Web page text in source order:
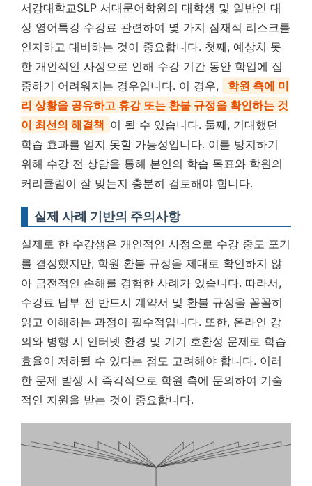
서강대학교SLP 서대문어학원의 대학생 및 일반인 대
상 영어특강 수강료 관련하여 몇 가지 잠재적 리스크를
인지하고 대비하는 것이 중요합니다. 첫째, 예상치 못
한 개인적인 사정으로 인해 수강 기간 동안 학업에 집
중하기 어려워지는 경우입니다. 이 경우,
학원 측에 미
리 상황을 공유하고 휴강 또는 환불 규정을 확인하는 것
이 최선의 해결책 이 될 수 있습니다. 둘째, 기대했던
학습 효과를 얻지 못할 가능성입니다. 이를 방지하기
위해 수강 전 상담을 통해 본인의 학습 목표와 학원의
커리큘럼이 잘 맞는지 충분히 검토해야 합니다.
실제 사례 기반의 주의사항
실제로 한 수강생은 개인적인 사정으로 수강 중도 포기
를 결정했지만, 학원 환불 규정을 제대로 확인하지 않
아 금전적인 손해를 경험한 사례가 있습니다. 따라서,
수강료 납부 전 반드시 계약서 및 환불 규정을 꼼꼼히
읽고 이해하는 과정이 필수적입니다. 또한, 온라인 강
의와 병행 시 인터넷 환경 및 기기 호환성 문제로 학습
효율이 저하될 수 있다는 점도 고려해야 합니다. 이러
한 문제 발생 시 즉각적으로 학원 측에 문의하여 기술
적인 지원을 받는 것이 중요합니다.